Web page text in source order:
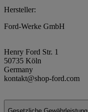
Hersteller:
Ford-Werke GmbH
Henry Ford Str. 1
50735 Köln
Germany
kontakt@shop-ford.com